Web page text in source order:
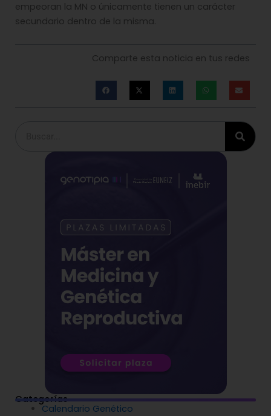
empeoran la MN o únicamente tienen un carácter
secundario dentro de la misma.
Comparte esta noticia en tus redes
Categorías
Calendario Genético